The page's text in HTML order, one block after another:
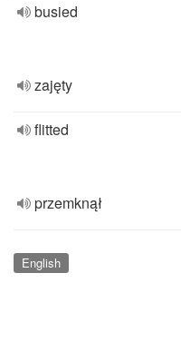
busied
zajęty
flitted
przemknął
English